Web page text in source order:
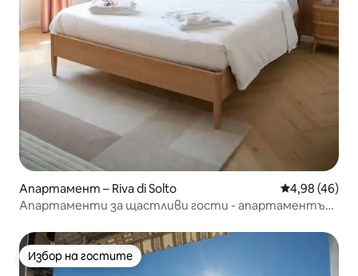
Апартамент – Riva di Solto Средна
4,98 (46)
Апартаменти за щастливи гости - апартаментът
Избор на гостите
Избор на гостите